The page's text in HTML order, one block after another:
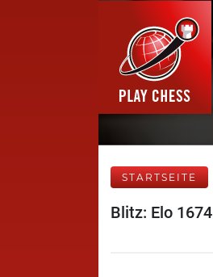
STARTSEITE
Blitz: Elo 1674